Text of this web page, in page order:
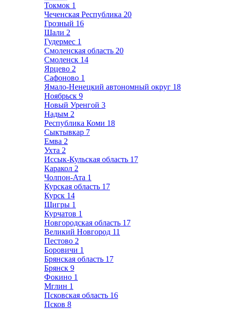
Токмок 1
Чеченская Республика 20
Грозный 16
Шали 2
Гудермес 1
Смоленская область 20
Смоленск 14
Ярцево 2
Сафоново 1
Ямало-Ненецкий автономный округ 18
Ноябрьск 9
Новый Уренгой 3
Надым 2
Республика Коми 18
Сыктывкар 7
Емва 2
Ухта 2
Иссык-Кульская область 17
Каракол 2
Чолпон-Ата 1
Курская область 17
Курск 14
Щигры 1
Курчатов 1
Новгородская область 17
Великий Новгород 11
Пестово 2
Боровичи 1
Брянская область 17
Брянск 9
Фокино 1
Мглин 1
Псковская область 16
Псков 8